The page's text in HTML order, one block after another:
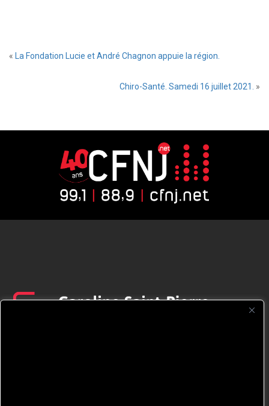
« La Fondation Lucie et André Chagnon appuie la région.
Chiro-Santé. Samedi 16 juillet 2021. »